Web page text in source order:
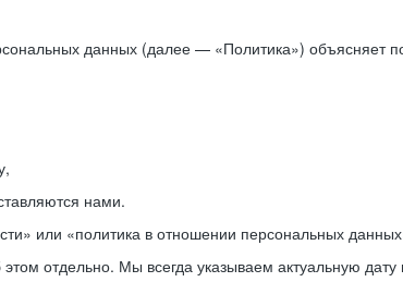
данных (далее — «Политика») объясняет
нами.
или «политика в отношении персональных
отдельно. Мы всегда указываем актуальную дату